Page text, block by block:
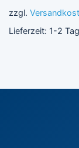
mehrere
Varianten
auf
zzgl.
Lieferzeit: 1-2